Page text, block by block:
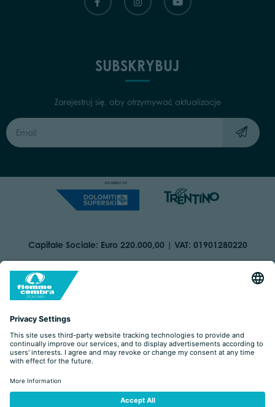
SUBSKRYBUJ
Zarejestruj się, aby otrzymywać aktualizacje
Capitale Sociale: Euro 220.000,00 | VAT: 01901280220